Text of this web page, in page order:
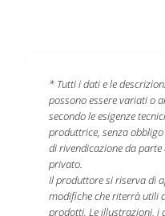
* Tutti i dati e le
possono essere variati o
secondo le esigenze
produttrice, senza
di rivendicazione da
privato.
Il produttore si riserva di
modifiche che riterrà utili
prodotti. Le illustrazioni, i